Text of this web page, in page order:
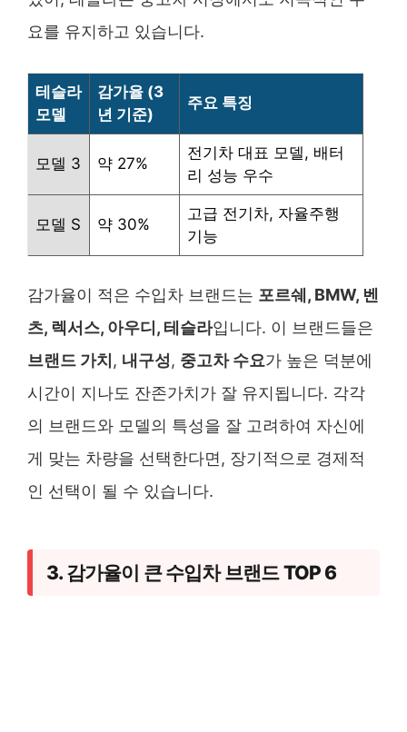
요를 유지하고 있습니다.
테슬라
모델
감가율 (3
년 기준)
주요 특징
모델 3 약 27%
전기차 대표 모델, 배터
리 성능 우수
모델 S 약 30%
고급 전기차, 자율주행
기능
감가율이 적은 수입차 브랜드는 포르쉐, BMW, 벤
츠, 렉서스, 아우디, 테슬라입니다. 이 브랜드들은
브랜드 가치 , 내구성, 중고차 수요가 높은 덕분에
시간이 지나도 잔존가치가 잘 유지됩니다. 각각
의 브랜드와 모델의 특성을 잘 고려하여 자신에
게 맞는 차량을 선택한다면, 장기적으로 경제적
인 선택이 될 수 있습니다.
3. 감가율이 큰 수입차 브랜드 TOP 6